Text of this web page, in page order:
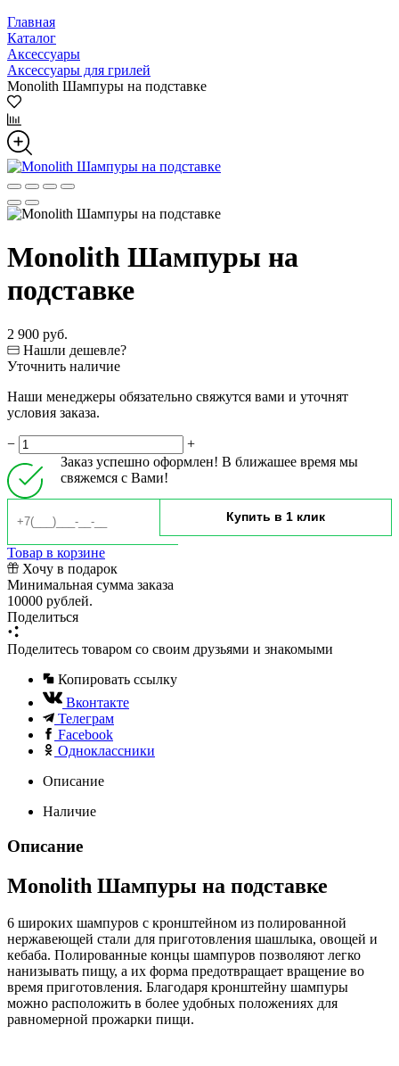
Главная
Каталог
Аксессуары
Аксессуары для грилей
Monolith Шампуры на подставке
Monolith Шампуры на
подставке
2 900 руб.
Нашли дешевле?
Уточнить наличие
Наши менеджеры обязательно свяжутся вами и уточнят
условия заказа.
−
+
Заказ успешно оформлен! В ближашее время мы
свяжемся с Вами!
Товар в корзине
Хочу в подарок
Минимальная сумма заказа
10000 рублей.
Поделиться
Поделитесь товаром со своим друзьями и знакомыми
Копировать ссылку
Вконтакте
Телеграм
Facebook
Одноклассники
Описание
Наличие
Описание
Monolith Шампуры на подставке
6 широких шампуров с кронштейном из полированной
нержавеющей стали для приготовления шашлыка, овощей и
кебаба. Полированные концы шампуров позволяют легко
нанизывать пищу, а их форма предотвращает вращение во
время приготовления. Благодаря кронштейну шампуры
можно расположить в более удобных положениях для
равномерной прожарки пищи.